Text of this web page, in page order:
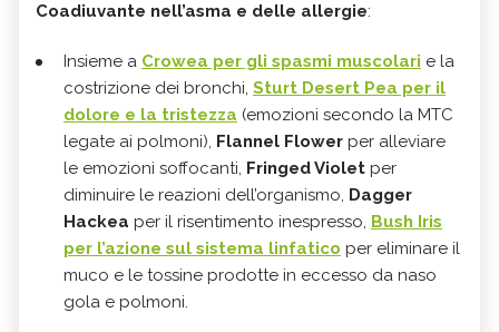
Coadiuvante nell’asma e delle allergie:
Insieme a Crowea per gli spasmi muscolari e la
costrizione dei bronchi, Sturt Desert Pea per il
dolore e la tristezza (emozioni secondo la MTC
legate ai polmoni), Flannel Flower per alleviare
le emozioni soffocanti, Fringed Violet per
diminuire le reazioni dell’organismo, Dagger
Hackea per il risentimento inespresso, Bush Iris
per l’azione sul sistema linfatico per eliminare il
muco e le tossine prodotte in eccesso da naso
gola e polmoni.